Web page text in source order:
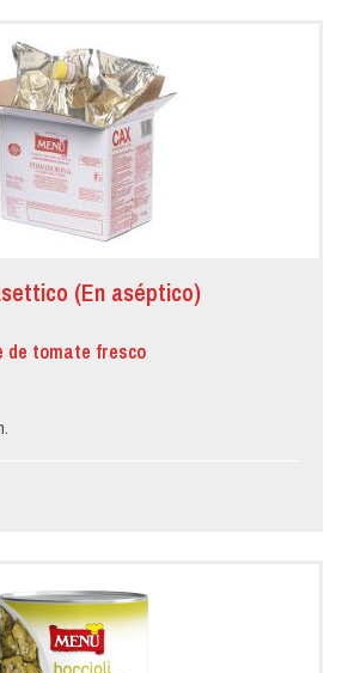
(En aséptico)
de tomate fresco